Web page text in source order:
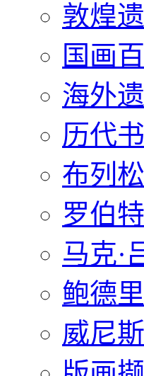
敦煌
国画
海外
历代
布列松
罗伯
马克·
鲍德
威尼